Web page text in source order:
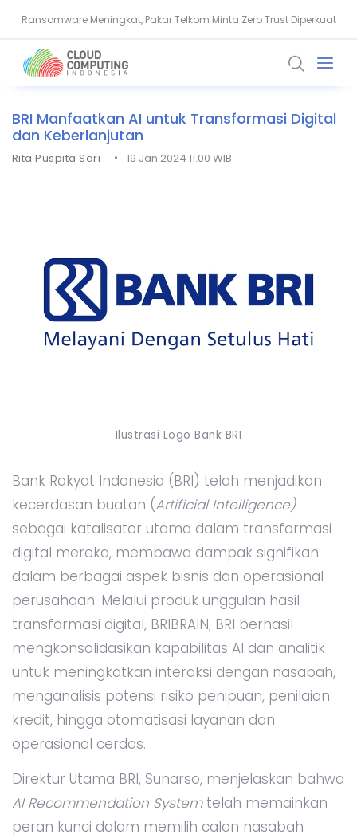
Ransomware Meningkat, Pakar Telkom Minta Zero Trust Diperkuat
NVIDIA Bentuk Aliansi AI Open Source untuk Perkuat Keamanan Siber
BRI Manfaatkan AI untuk Transformasi Digital
dan Keberlanjutan
Rita Puspita Sari • 19 Jan 2024 11.00 WIB
Ilustrasi Logo Bank BRI
Bank Rakyat Indonesia (BRI) telah menjadikan
kecerdasan buatan (Artificial Intelligence)
sebagai katalisator utama dalam transformasi
digital mereka, membawa dampak signifikan
dalam berbagai aspek bisnis dan operasional
perusahaan. Melalui produk unggulan hasil
transformasi digital, BRIBRAIN, BRI berhasil
mengkonsolidasikan kapabilitas AI dan analitik
untuk meningkatkan interaksi dengan nasabah,
menganalisis potensi risiko penipuan, penilaian
kredit, hingga otomatisasi layanan dan
operasional cerdas.
Direktur Utama BRI, Sunarso, menjelaskan bahwa
AI Recommendation Systemtelah memainkan
peran kunci dalam memilih calon nasabah